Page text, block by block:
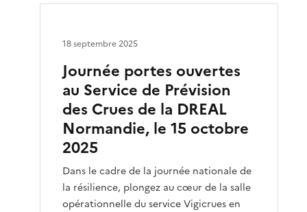
Journée portes ouvertes
au Service de Prévision
des Crues de la DREAL
Normandie, le 15 octobre
2025
Dans le cadre de la journée nationale de
la résilience, plongez au cœur de la salle
opérationnelle du service Vigicrues en
18 septembre 2025